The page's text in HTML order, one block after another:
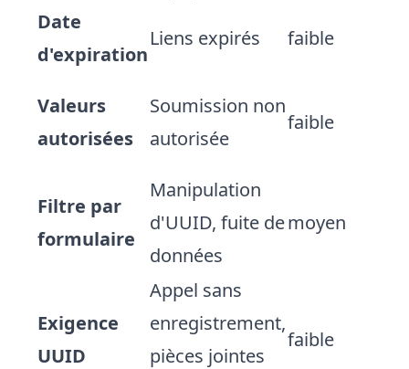
Date
d'expiration
Liens expirés faible
Valeurs
autorisées
Soumission non
autorisée
faible
Filtre par
formulaire
Manipulation
d'UUID, fuite de
données
moyen
Exigence
UUID
Appel sans
enregistrement,
pièces jointes
faible